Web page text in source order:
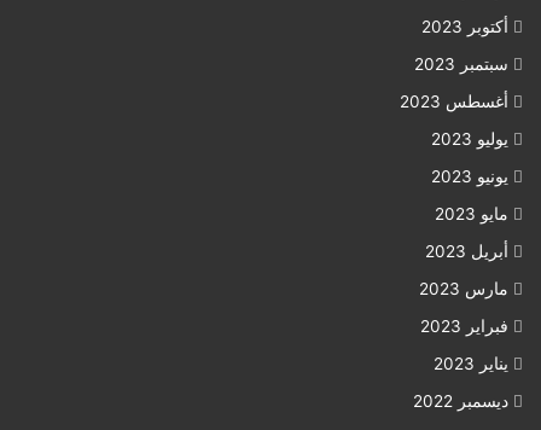
أكتوبر 2023
سبتمبر 2023
أغسطس 2023
يوليو 2023
يونيو 2023
مايو 2023
أبريل 2023
مارس 2023
فبراير 2023
يناير 2023
ديسمبر 2022